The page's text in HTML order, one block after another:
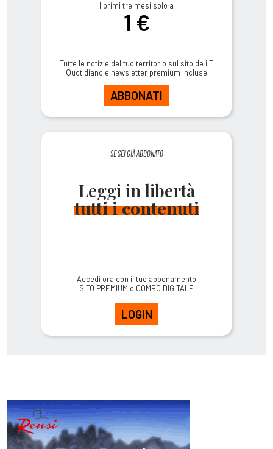
I primi tre mesi solo a
1 €
Tutte le notizie del tuo territorio sul sito de ilT
Quotidiano e newsletter premium incluse
ABBONATI
SE SEI GIÀ ABBONATO
Leggi in libertà
tutti i contenuti
Accedi ora con il tuo abbonamento
SITO PREMIUM o COMBO DIGITALE
LOGIN